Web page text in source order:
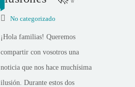
No categorizado
¡Hola familias! Queremos
compartir con vosotros una
noticia que nos hace muchísima
ilusión. Durante estos dos